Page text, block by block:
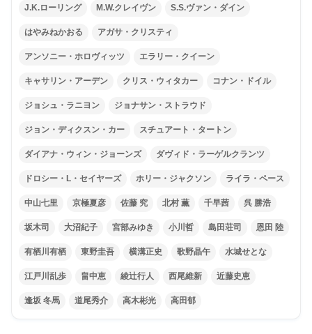
J.K.ローリング M.W.クレイヴン S.S.ヴァン・ダイン
はやみねかおる アガサ・クリスティ
アンソニー・ホロヴィッツ エラリー・クイーン
キャサリン・アーデン クリス・ウィタカー コナン・ドイル
ジョシュ・ラニヨン ジョナサン・ストラウド
ジョン・ディクスン・カー スチュアート・タートン
ダイアナ・ウィン・ジョーンズ ダヴィド・ラーゲルクランツ
ドロシー・L・セイヤーズ ホリー・ジャクソン ライラ・ペース
中山七里 京極夏彦 佐藤 究 北村 薫 千早茜 呉 勝浩
坂木司 大沼紀子 宮部みゆき 小川哲 島田荘司 恩田 陸
有栖川有栖 東野圭吾 横溝正史 歌野晶午 水城せとな
江戸川乱歩 畠中恵 綾辻行人 西尾維新 近藤史恵
逢坂 冬馬 道尾秀介 高木彬光 高田郁